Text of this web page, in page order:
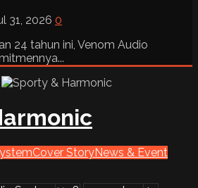
31, 2026 0
24 tahun ini, Venom Audio
Cover StoryNews & Event